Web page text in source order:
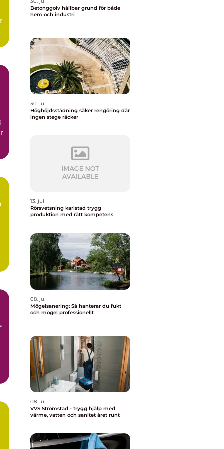
Betonggolv hållbar grund för både
hem och industri
30. jul
Höghöjdsstädning säker rengöring där
ingen stege räcker
13. jul
Rörsvetsning karlstad trygg
produktion med rätt kompetens
08. jul
Mögelsanering: Så hanterar du fukt
och mögel professionellt
08. jul
VVS Strömstad - trygg hjälp med
värme, vatten och sanitet året runt